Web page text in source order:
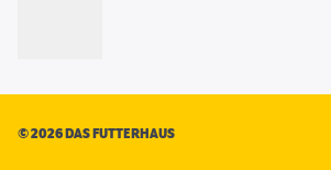
©2026 DAS FUTTERHAUS